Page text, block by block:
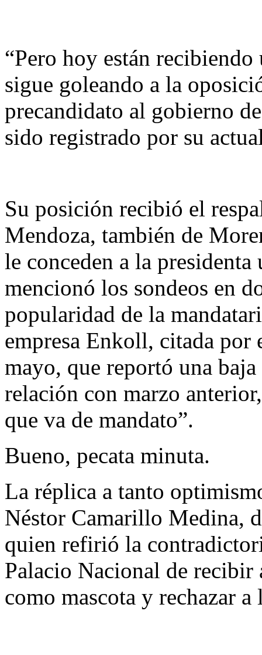
“Pero hoy están
sigue goleando a la
precandidato al gobierno
sido registrado por su
Su posición recibió el
Mendoza, también de
le conceden a la
mencionó los sondeos en
popularidad de la
empresa Enkoll, citada
mayo, que reportó una
relación con marzo
que va de mandato”.
Bueno, pecata minuta.
La réplica a tanto
Néstor Camarillo Medina,
quien refirió la
Palacio Nacional de recibir
como mascota y rechazar a